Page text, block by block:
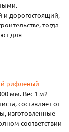
и дорогостоящий,
тогда
для
рифленый
мм. Вес 1 м2
составляет от
изготовленные
соответствии